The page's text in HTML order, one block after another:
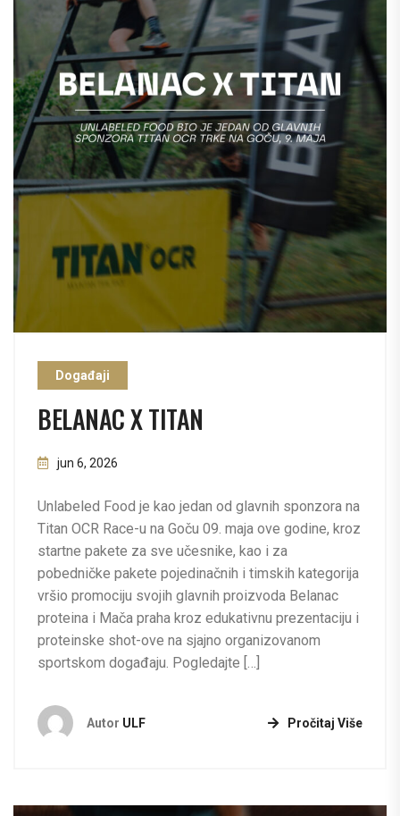
Događaji
BELANAC X TITAN
jun 6, 2026
Unlabeled Food je kao jedan od glavnih sponzora na
Titan OCR Race-u na Goču 09. maja ove godine, kroz
startne pakete za sve učesnike, kao i za
pobedničke pakete pojedinačnih i timskih kategorija
vršio promociju svojih glavnih proizvoda Belanac
proteina i Mača praha kroz edukativnu prezentaciju i
proteinske shot-ove na sjajno organizovanom
sportskom događaju. Pogledajte […]
Autor ULF Pročitaj Više